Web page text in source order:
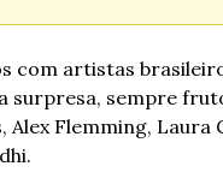
com artistas
surpresa, sempre
Flemming, Laura